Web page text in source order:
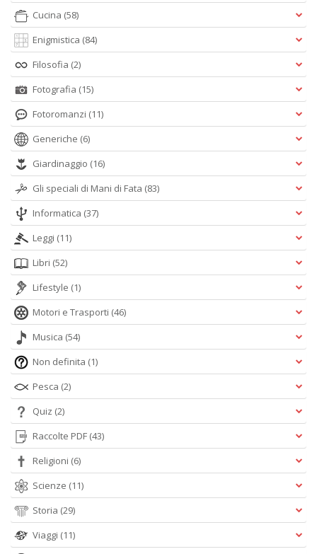
Cucina (58)
Enigmistica (84)
Filosofia (2)
Fotografia (15)
Fotoromanzi (11)
Generiche (6)
Giardinaggio (16)
Gli speciali di Mani di Fata (83)
Informatica (37)
Leggi (11)
Libri (52)
Lifestyle (1)
Motori e Trasporti (46)
Musica (54)
Non definita (1)
Pesca (2)
Quiz (2)
Raccolte PDF (43)
Religioni (6)
Scienze (11)
Storia (29)
Viaggi (11)